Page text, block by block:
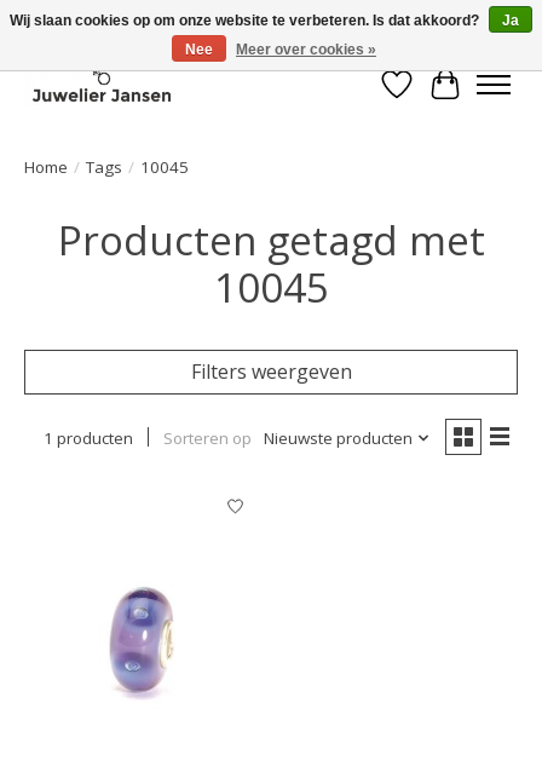
Verlanglijst
Home / Tags / 10045
Producten getagd met
10045
Filters weergeven
1 producten Sorteren op Nieuwste producten
Wij slaan cookies op om onze website te verbeteren. Is dat akkoord?
Ja
Nee
Meer over cookies »